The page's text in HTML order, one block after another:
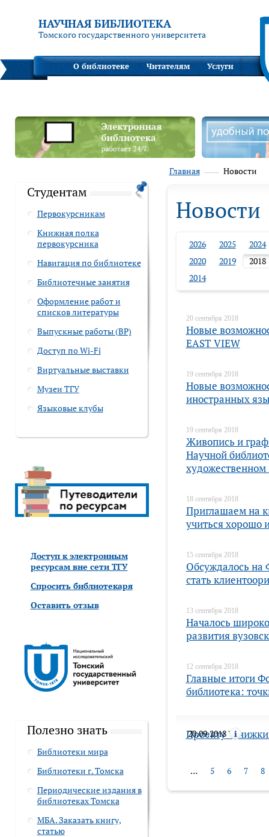
НАУЧНАЯ БИБЛИОТЕКА
Томского государственного университета
О библиотеке Читателям Услуги
Студентам
Первокурсникам
Книжная полка
первокурсника
Навигация по библиотеке
Библиотечные занятия
Оформление работ и
списков литературы
Выпускные работы (ВР)
Доступ по Wi-Fi
Виртуальные выставки
Музеи ТГУ
Языковые клубы
Доступ к электронным
ресурсам вне сети ТГУ
Спросить библиотекаря
Оставить отзыв
Полезно знать
Библиотеки мира
Библиотеки г. Томска
Периодические издания в
библиотеках Томска
МБА. Заказать книгу,
статью
Главная Новости
Новости
2026 2025
2024
2020
2019
2018
2014
20 сентября 2018
Новые
EAST VIEW
19 сентября 2018
Новые
иностранных
19 сентября 2018
Живопись и
Научной
художественном
18 сентября 2018
Приглашаем на
учиться хорошо
15 сентября 2018
Обсуждалось на
стать
13 сентября 2018
Началось
развития
12 сентября 2018
Главные итоги
библиотека:
Проекту
20.09.2018
… 5 6 7 8